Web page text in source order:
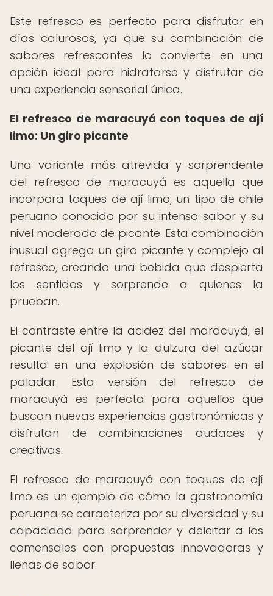
Este refresco es perfecto para disfrutar en
días calurosos, ya que su combinación de
sabores refrescantes lo convierte en una
opción ideal para hidratarse y disfrutar de
una experiencia sensorial única.
El refresco de maracuyá con toques de ají
limo: Un giro picante
Una variante más atrevida y sorprendente
del refresco de maracuyá es aquella que
incorpora toques de ají limo, un tipo de chile
peruano conocido por su intenso sabor y su
nivel moderado de picante. Esta combinación
inusual agrega un giro picante y complejo al
refresco, creando una bebida que despierta
los sentidos y sorprende a quienes la
prueban.
El contraste entre la acidez del maracuyá, el
picante del ají limo y la dulzura del azúcar
resulta en una explosión de sabores en el
paladar. Esta versión del refresco de
maracuyá es perfecta para aquellos que
buscan nuevas experiencias gastronómicas y
disfrutan de combinaciones audaces y
creativas.
El refresco de maracuyá con toques de ají
limo es un ejemplo de cómo la gastronomía
peruana se caracteriza por su diversidad y su
capacidad para sorprender y deleitar a los
comensales con propuestas innovadoras y
llenas de sabor.